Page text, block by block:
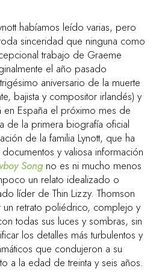
habíamos leído varias, pero
sinceridad que ninguna como
trabajo de Graeme
el año pasado
aniversario de la muerte
bajista y compositor irlandés) y
en España el próximo mes de
de la primera biografía oficial
de la familia Lynott, que ha
y valiosa información
Song no es ni mucho menos
un relato idealizado o
líder de Thin Lizzy. Thomson
retrato poliédrico, complejo y
todas sus luces y sombras, sin
los detalles más turbulentos y
que condujeron a su
a la edad de treinta y seis años.